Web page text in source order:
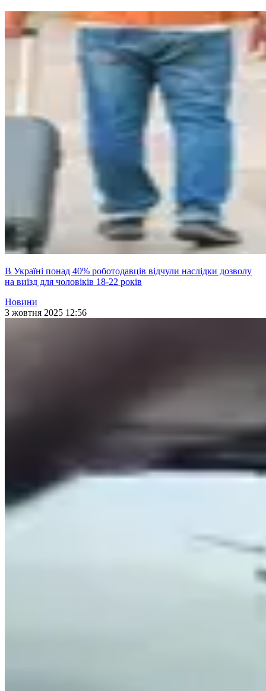
В Україні понад 40% роботодавців відчули наслідки дозволу
на виїзд для чоловіків 18-22 років
Новини
3 жовтня 2025 12:56